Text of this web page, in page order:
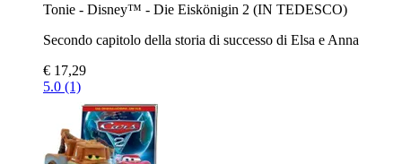
Tonie - Disney™ - Die Eiskönigin 2 (IN TEDESCO)
Secondo capitolo della storia di successo di Elsa e Anna
€ 17,29
5.0 (1)